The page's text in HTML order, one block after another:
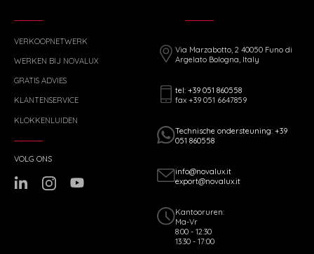
VERKOOPNETWERK
WERKEN BIJ NOVALUX
GRATIS ADVIES
KLANTENSERVICE
KLOKKENLUIDEN
Via Marzabotto, 2 40050 Funo di
Argelato Bologna, Italy
tel: +39 051 860558
fax +39 051 6647859
Technische ondersteuning: +39
051 860558
info@novalux.it
export@novalux.it
Kantooruren:
Ma-Vr
8:00 - 12:30
13:30 - 17:00
VOLG ONS